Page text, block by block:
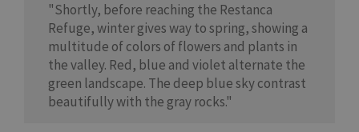
"Shortly, before reaching the Restanca
Refuge, winter gives way to spring, showing a
multitude of colors of flowers and plants in
the valley. Red, blue and violet alternate the
green landscape. The deep blue sky contrast
beautifully with the gray rocks."